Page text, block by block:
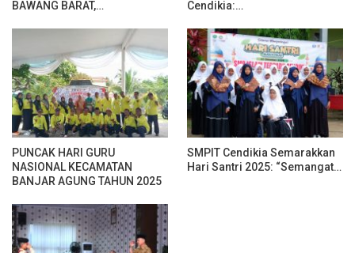
PUNCAK HARI GURU
NASIONAL KECAMATAN
BANJAR AGUNG TAHUN 2025
SMPIT Cendikia Semarakkan
Hari Santri 2025: “Semangat…